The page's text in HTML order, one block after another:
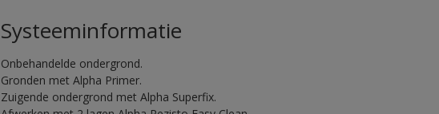
Systeeminformatie
Onbehandelde ondergrond.
Gronden met Alpha Primer.
Zuigende ondergrond met Alpha Superfix.